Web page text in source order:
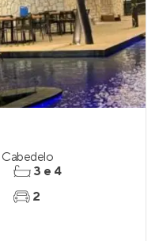
Cabedelo
3 e 4
2